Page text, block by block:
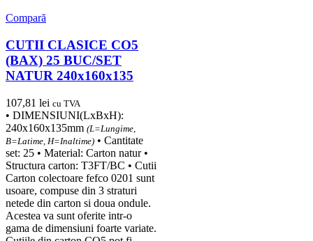
Compară
CUTII CLASICE CO5
(BAX) 25 BUC/SET
NATUR 240x160x135
107,81 lei cu TVA
• DIMENSIUNI(LxBxH):
240x160x135mm (L=Lungime,
B=Latime, H=Inaltime) • Cantitate
set: 25 • Material: Carton natur •
Structura carton: T3FT/BC • Cutii
Carton colectoare fefco 0201 sunt
usoare, compuse din 3 straturi
netede din carton si doua ondule.
Acestea va sunt oferite intr-o
gama de dimensiuni foarte variate.